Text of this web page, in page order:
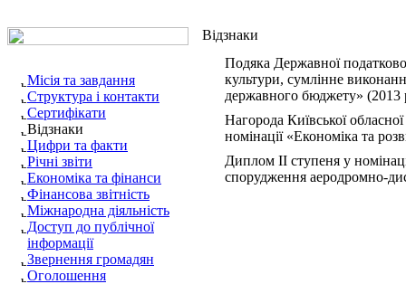
Місія та завдання
Структура і контакти
Сертифікати
Відзнаки
Цифри та факти
Річні звіти
Економіка та фінанси
Фінансова звітність
Міжнародна діяльність
Доступ до публічної
інформації
Звернення громадян
Оголошення
Відзнаки
Подяка Державної
культури, сумлінне
державного бюджету» (2013
Нагорода Київської
номінації «Економіка та
Диплом ІІ ступеня у
спорудження аеродромно-